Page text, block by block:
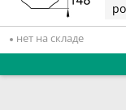
нет на складе